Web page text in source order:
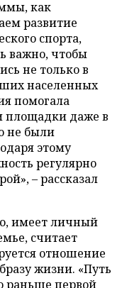
как
развитие
спорта,
важно, чтобы
не только в
населенных
помогала
площадки даже в
не были
этому
регулярно
– рассказал
имеет личный
считает
отношение
жизни. «Путь
раньше первой